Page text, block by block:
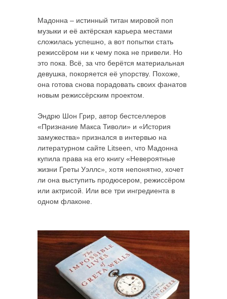
Мадонна – истинный титан мировой поп
музыки и её актёрская карьера местами
сложилась успешно, а вот попытки стать
режиссёром ни к чему пока не привели. Но
это пока. Всё, за что берётся материальная
девушка, покоряется её упорству. Похоже,
она готова снова порадовать своих фанатов
новым режиссёрским проектом.
Эндрю Шон Грир, автор бестселлеров
«Признание Макса Тиволи» и «История
замужества» признался в интервью на
литературном сайте Litseen, что Мадонна
купила права на его книгу «Невероятные
жизни Греты Уэллс», хотя непонятно, хочет
ли она выступить продюсером, режиссёром
или актрисой. Или все три ингредиента в
одном флаконе.